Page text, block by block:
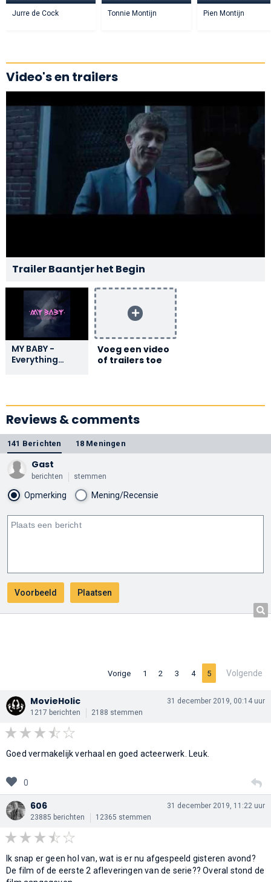
Jurre de Cock Tonnie Montijn Pien Montijn
Video's en trailers
Trailer Baantjer het Begin
MY BABY -
Everything
Voeg een video
of trailers toe
Reviews & comments
141 Berichten 18 Meningen
Gast
berichten stemmen
Opmerking Mening/Recensie
Vorige 1 2 3 4 5 Volgende
MovieHolic
1217 berichten 2188 stemmen
31 december 2019, 00:14 uur
Goed vermakelijk verhaal en goed acteerwerk. Leuk.
0
606
23885 berichten 12365 stemmen
31 december 2019, 11:22 uur
Ik snap er geen hol van, wat is er nu afgespeeld gisteren avond?
De film of de eerste 2 afleveringen van de serie?? Overal stond de